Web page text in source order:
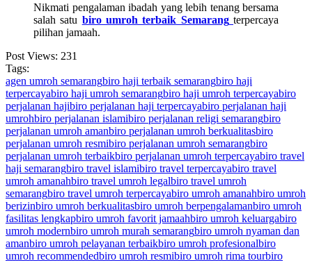
Nikmati pengalaman ibadah yang lebih tenang bersama
salah satu biro umroh terbaik Semarang terpercaya
pilihan jamaah.
Post Views: 231
Tags:
agen umroh semarangbiro haji terbaik semarangbiro haji
terpercayabiro haji umroh semarangbiro haji umroh terpercayabiro
perjalanan hajibiro perjalanan haji terpercayabiro perjalanan haji
umrohbiro perjalanan islamibiro perjalanan religi semarangbiro
perjalanan umroh amanbiro perjalanan umroh berkualitasbiro
perjalanan umroh resmibiro perjalanan umroh semarangbiro
perjalanan umroh terbaikbiro perjalanan umroh terpercayabiro travel
haji semarangbiro travel islamibiro travel terpercayabiro travel
umroh amanahbiro travel umroh legalbiro travel umroh
semarangbiro travel umroh terpercayabiro umroh amanahbiro umroh
berizinbiro umroh berkualitasbiro umroh berpengalamanbiro umroh
fasilitas lengkapbiro umroh favorit jamaahbiro umroh keluargabiro
umroh modernbiro umroh murah semarangbiro umroh nyaman dan
amanbiro umroh pelayanan terbaikbiro umroh profesionalbiro
umroh recommendedbiro umroh resmibiro umroh rima tourbiro